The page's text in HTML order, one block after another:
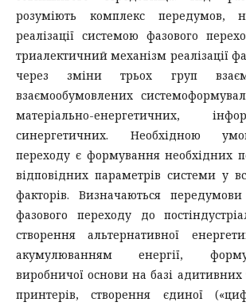
розуміють комплекс передумов,
реалізації системою фазового
триалектичний механізм реалізації
через зміни трьох груп
взаємообумовлених
матеріально-енергетичних,
синергетичних. Необхідною
переходу є формування необхідних
відповідних параметрів системи у
факторів. Визначаються передумови
фазового переходу до
створення альтернативної
акумулюванням енергії,
виробничої основи на базі адитивних
принтерів, створення єдиної